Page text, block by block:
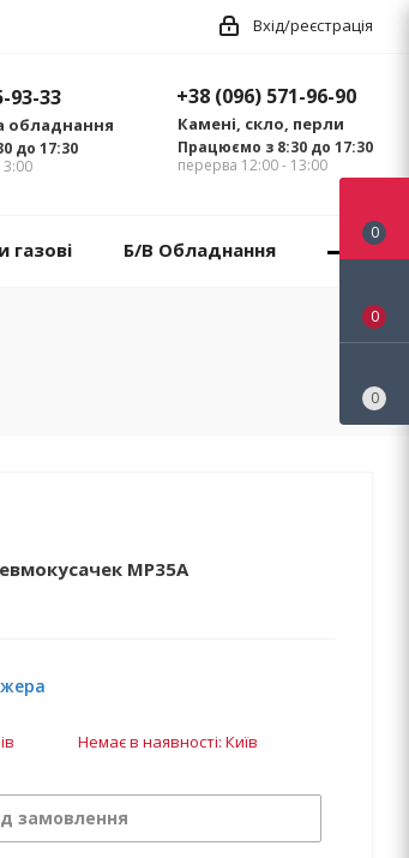
Вхід/реєстрація
+38 (096) 571-96-90
Камені, скло, перли
Працюємо з 8:30 до 17:30
перерва 12:00 - 13:00
93-33
обладнання
до 17:30
газові Б/В Обладнання
MP35A
Немає в наявності: Київ
замовлення
0
0
0